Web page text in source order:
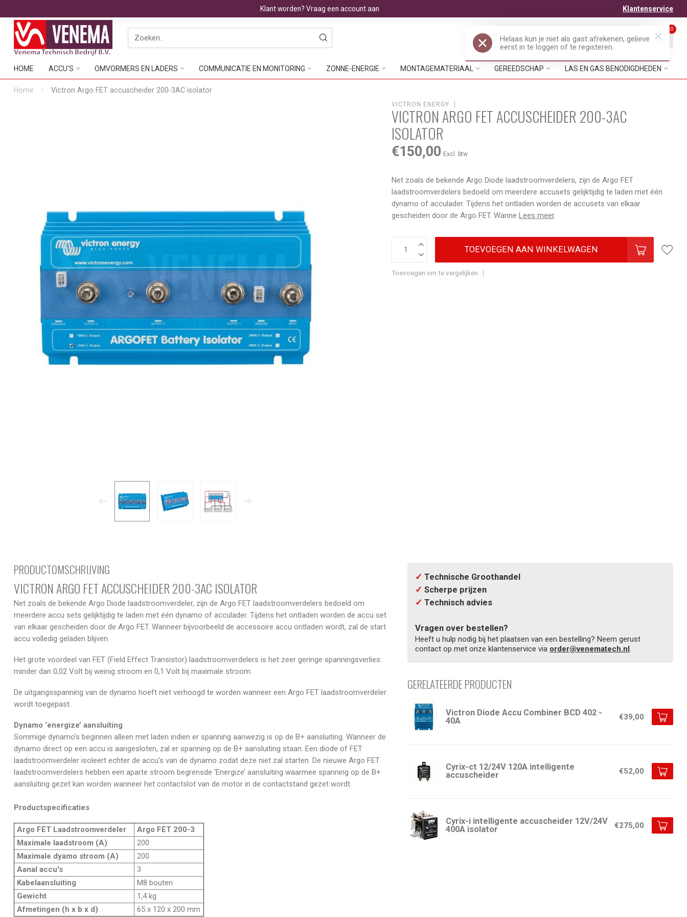
Klant worden? Vraag een account aan Klantenservice
EUR Mijn account Verlanglijst
0
HOME ACCU'S OMVORMERS EN LADERS COMMUNICATIE EN MONITORING ZONNE-ENERGIE MONTAGEMATERIAAL GEREEDSCHAP LAS EN GAS BENODIGDHEDEN
Home / Victron Argo FET accuscheider 200-3AC isolator
VICTRON ENERGY
VICTRON ARGO FET ACCUSCHEIDER 200-3AC
ISOLATOR
€150,00 Excl. btw
Net zoals de bekende Argo Diode laadstroomverdelers, zijn de Argo FET
laadstroomverdelers bedoeld om meerdere accusets gelijktijdig te laden met één
dynamo of acculader. Tijdens het ontladen worden de accusets van elkaar
gescheiden door de Argo FET. WanneLees meer.
TOEVOEGEN AAN WINKELWAGEN
Toevoegen om te vergelijken
PRODUCTOMSCHRIJVING
VICTRON ARGO FET ACCUSCHEIDER 200-3AC ISOLATOR
Net zoals de bekende Argo Diode laadstroomverdeler, zijn de Argo FET laadstroomverdelers bedoeld om
meerdere accu sets gelijktijdig te laden met één dynamo of acculader. Tijdens het ontladen worden de accu set
van elkaar gescheiden door de Argo FET. Wanneer bijvoorbeeld de accessoire accu ontladen wordt, zal de start
accu volledig geladen blijven.
Het grote voordeel van FET (Field Effect Transistor) laadstroomverdelers is het zeer geringe spanningsverlies:
minder dan 0,02 Volt bij weinig stroom en 0,1 Volt bij maximale stroom.
De uitgangsspanning van de dynamo hoeft niet verhoogd te worden wanneer een Argo FET laadstroomverdeler
wordt toegepast.
Dynamo ‘energize’ aansluiting
Sommige dynamo’s beginnen alleen met laden indien er spanning aanwezig is op de B+ aansluiting. Wanneer de
dynamo direct op een accu is aangesloten, zal er spanning op de B+ aansluiting staan. Een diode of FET
laadstroomverdeler isoleert echter de accu’s van de dynamo zodat deze niet zal starten. De nieuwe Argo FET
laadstroomverdelers hebben een aparte stroom begrensde ‘Energize’ aansluiting waarmee spanning op de B+
aansluiting gezet kan worden wanneer het contactslot van de motor in de contactstand gezet wordt.
Productspecificaties
Argo FET Laadstroomverdeler
Argo FET 200-3
Maximale laadstroom (A)
200
Maximale dyamo stroom (A)
200
Aanal accu's
3
Kabelaansluiting
M8 bouten
Gewicht
1,4 kg
Afmetingen (h x b x d)
65 x 120 x 200 mm
✓ Technische Groothandel
✓ Scherpe prijzen
✓ Technisch advies
Vragen over bestellen?
Heeft u hulp nodig bij het plaatsen van een bestelling? Neem gerust
contact op met onze klantenservice via order@venematech.nl.
GERELATEERDE PRODUCTEN
Victron Diode Accu Combiner BCD 402 -
40A
€39,00
Cyrix-ct 12/24V 120A intelligente
accuscheider
€52,00
Cyrix-i intelligente accuscheider 12V/24V
400A isolator
€275,00